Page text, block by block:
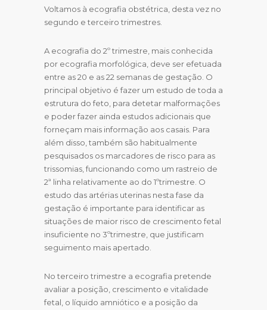
Voltamos à ecografia obstétrica, desta vez no
segundo e terceiro trimestres.
A ecografia do 2º trimestre, mais conhecida
por ecografia morfológica, deve ser efetuada
entre as 20 e as 22 semanas de gestação. O
principal objetivo é fazer um estudo de toda a
estrutura do feto, para detetar malformações
e poder fazer ainda estudos adicionais que
forneçam mais informação aos casais. Para
além disso, também são habitualmente
pesquisados os marcadores de risco para as
trissomias, funcionando como um rastreio de
2ª linha relativamente ao do 1ºtrimestre. O
estudo das artérias uterinas nesta fase da
gestação é importante para identificar as
situações de maior risco de crescimento fetal
insuficiente no 3ºtrimestre, que justificam
seguimento mais apertado.
No terceiro trimestre a ecografia pretende
avaliar a posição, crescimento e vitalidade
fetal, o líquido amniótico e a posição da